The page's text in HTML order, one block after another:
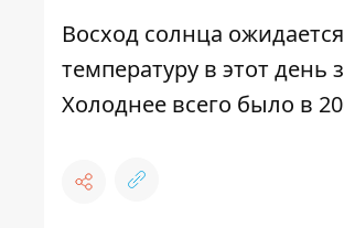
Восход солнца
температуру в этот день
Холоднее всего было в